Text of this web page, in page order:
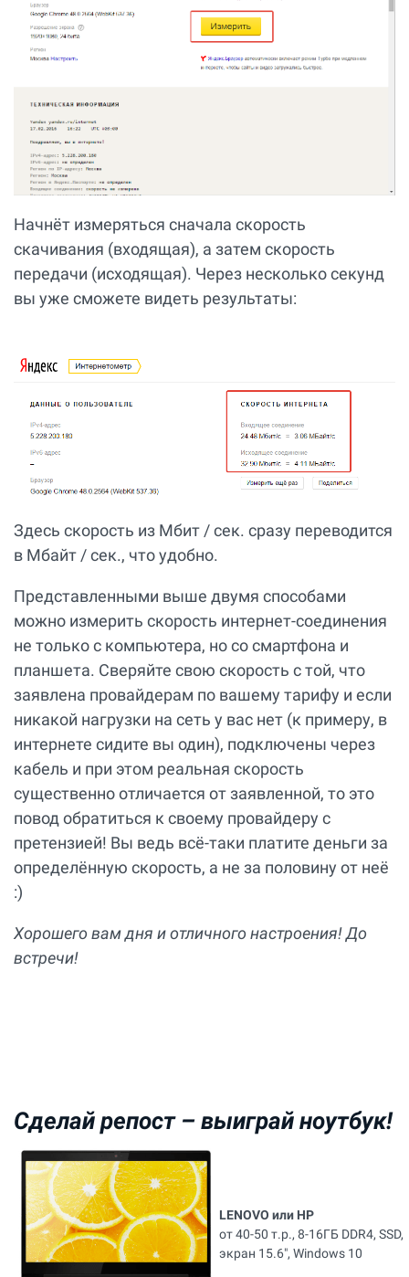
Начнёт измеряться сначала скорость
скачивания (входящая), а затем скорость
передачи (исходящая). Через несколько секунд
вы уже сможете видеть результаты:
Здесь скорость из Мбит / сек. сразу переводится
в Мбайт / сек., что удобно.
Представленными выше двумя способами
можно измерить скорость интернет-соединения
не только с компьютера, но со смартфона и
планшета. Сверяйте свою скорость с той, что
заявлена провайдерам по вашему тарифу и если
никакой нагрузки на сеть у вас нет (к примеру, в
интернете сидите вы один), подключены через
кабель и при этом реальная скорость
существенно отличается от заявленной, то это
повод обратиться к своему провайдеру с
претензией! Вы ведь всё-таки платите деньги за
определённую скорость, а не за половину от неё
:)
Хорошего вам дня и отличного настроения! До
встречи!
Сделай репост – выиграй ноутбук!
LENOVO или HP
от 40-50 т.р., 8-16ГБ DDR4, SSD,
экран 15.6", Windows 10